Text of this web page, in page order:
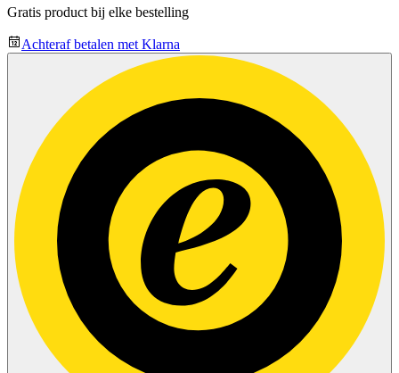
Gratis product bij elke bestelling
Achteraf betalen met Klarna